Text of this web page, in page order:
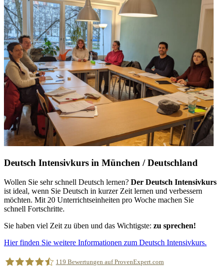
Deutsch Intensivkurs in München / Deutschland
Wollen Sie sehr schnell Deutsch lernen? Der Deutsch Intensivkurs
ist ideal, wenn Sie Deutsch in kurzer Zeit lernen und verbessern
möchten. Mit 20 Unterrichtseinheiten pro Woche machen Sie
schnell Fortschritte.
Sie haben viel Zeit zu üben und das Wichtigste: zu sprechen!
Hier finden Sie weitere Informationen zum Deutsch Intensivkurs.
119 Bewertungen auf ProvenExpert.com